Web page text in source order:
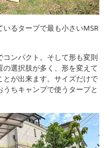
るタープで最も小さいMSR
ンパクト。そして形も変則
選択肢が多く、形を変えて
が出来ます。サイズだけで
ちキャンプで使うタープと